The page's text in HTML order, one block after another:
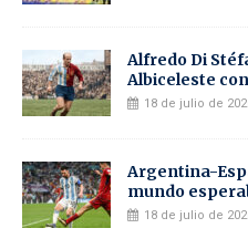
Alfredo Di
Albiceleste
18 de julio de
Argentina-
mundo
18 de julio de